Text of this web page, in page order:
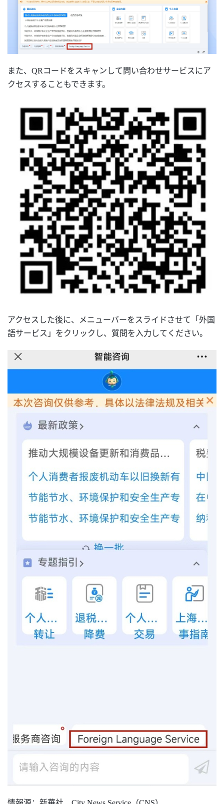
また、QRコードをスキャンして問い合わせサービスにア
クセスすることもできます。
アクセスした後に、メニューバーをスライドさせて「外国
語サービス」をクリックし、質問を入力してください。